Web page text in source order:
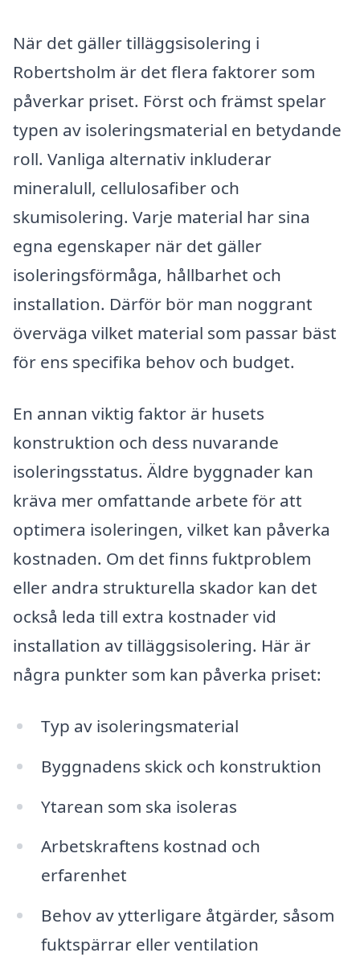
När det gäller tilläggsisolering i
Robertsholm är det flera faktorer som
påverkar priset. Först och främst spelar
typen av isoleringsmaterial en betydande
roll. Vanliga alternativ inkluderar
mineralull, cellulosafiber och
skumisolering. Varje material har sina
egna egenskaper när det gäller
isoleringsförmåga, hållbarhet och
installation. Därför bör man noggrant
överväga vilket material som passar bäst
för ens specifika behov och budget.
En annan viktig faktor är husets
konstruktion och dess nuvarande
isoleringsstatus. Äldre byggnader kan
kräva mer omfattande arbete för att
optimera isoleringen, vilket kan påverka
kostnaden. Om det finns fuktproblem
eller andra strukturella skador kan det
också leda till extra kostnader vid
installation av tilläggsisolering. Här är
några punkter som kan påverka priset:
Typ av isoleringsmaterial
Byggnadens skick och konstruktion
Ytarean som ska isoleras
Arbetskraftens kostnad och
erfarenhet
Behov av ytterligare åtgärder, såsom
fuktspärrar eller ventilation